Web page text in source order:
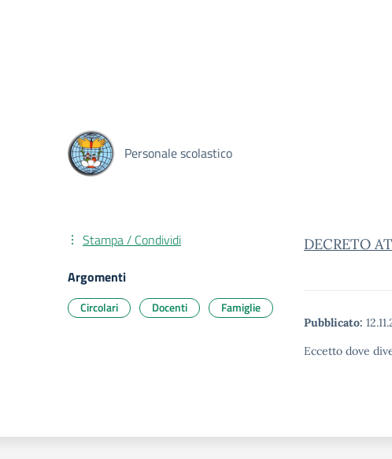
Personale scolastico
DECRETO
Pubblicato:
Eccetto dove
Stampa / Condividi
Argomenti
Circolari Docenti Famiglie